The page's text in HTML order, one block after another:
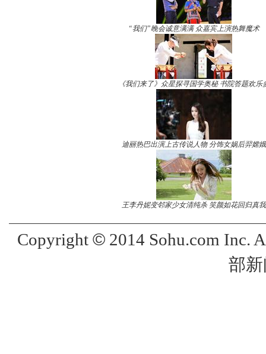
“我们”晚会诚意满满 众嘉宾上演热舞魔术
《我们来了》众星探寻国学奥秘 书院答题欢乐
迪丽热巴出演上古传说人物 分饰女娲后羿嫦娥
王李丹妮变邻家少女清纯杀 笑颜如花回归真我
Copyright ©2014 Sohu.com Inc.
部